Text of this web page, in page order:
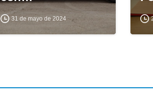
31 de mayo de 2024